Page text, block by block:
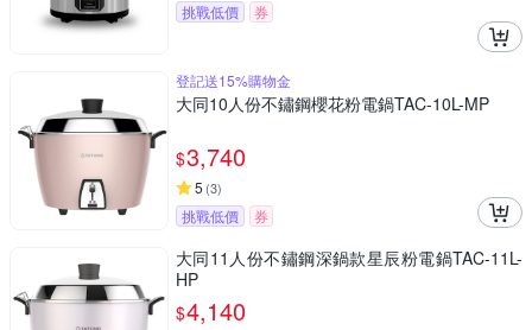
挑戰低價
券
登記送15%購物金
大同10人份不鏽鋼櫻花粉電鍋TAC-10L-MP
$3,740
5 (3)
挑戰低價 券
大同11人份不鏽鋼深鍋款星辰粉電鍋TAC-11L-
HP
$4,140